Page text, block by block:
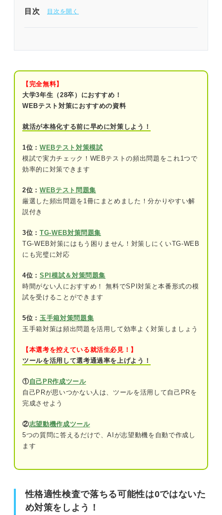
目次
性格適性検査とは？
②能力検査との違い
③性格適性検査で測定できること
④性格適性検査の評価項目
⑤性格適性検査の受検スタイル
⑥性格適性検査の実施タイミング
A・Bのいずれかを選択する問題
図形を貼り付ける問題
①企業と学生の相性を見るため
るため
④面接で確認できなかったことを知るため
性格適性検査で落ちることはある？
性格適性検査で落ちる人の8つの特徴
【完全無料】
大学3年生（28卒）におすすめ！
WEBテスト対策におすすめの資料
就活が本格化する前に早めに対策しよう！
1位： WEBテスト対策模試
模試で実力チェック！WEBテストの頻出問題をこれ1つで
効率的に対策できます
2位： WEBテスト問題集
厳選した頻出問題を1冊にまとめました！分かりやすい解
説付き
3位： TG-WEB対策問題集
TG-WEB対策にはもう困りません！対策しにくいTG-WEB
にも完璧に対応
4位： SPI模試＆対策問題集
時間がない人におすすめ！ 無料でSPI対策と本番形式の模
試を受けることができます
5位： 玉手箱対策問題集
玉手箱対策は頻出問題を活用して効率よく対策しましょう
【本選考を控えている就活生必見！】
ツールを活用して選考通過率を上げよう！
①自己PR作成ツール
自己PRが思いつかない人は、ツールを活用して自己PRを
完成させよう
②志望動機作成ツール
5つの質問に答えるだけで、AIが志望動機を自動で作成し
ます
性格適性検査で落ちる可能性は0ではないた
め対策をしよう！
う！
性格適性検査とは？